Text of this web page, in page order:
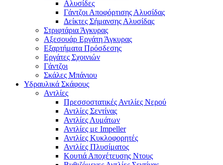
Αλυσίδες
Γάντζοι Αποφόρτισης Αλυσίδας
Δείκτες Σήμανσης Αλυσίδας
Στριφτάρια Άγκυρας
Αξεσουάρ Εργάτη Άγκυρας
Εξαρτήματα Πρόσδεσης
Εργάτες Σχοινιών
Γάντζοι
Σκάλες Μπάνιου
Υδραυλικά Σκάφους
Αντλίες
Πρεσσοστατικές Αντλίες Νερού
Αντλίες Σεντίνας
Αντλίες Λυμάτων
Αντλίες με Impeller
Αντλίες Κυκλοφορητές
Αντλίες Πλυσίματος
Κουτιά Αποχέτευσης Ντους